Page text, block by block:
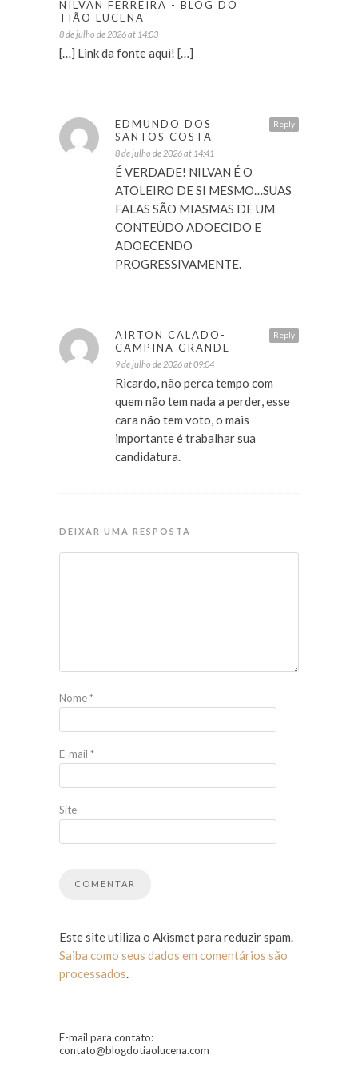
NILVAN FERREIRA - BLOG DO
TIÃO LUCENA
8 de julho de 2026 at 14:03
[…] Link da fonte aqui! […]
Reply
EDMUNDO DOS
SANTOS COSTA
8 de julho de 2026 at 14:41
É VERDADE! NILVAN É O
ATOLEIRO DE SI MESMO…SUAS
FALAS SÃO MIASMAS DE UM
CONTEÚDO ADOECIDO E
ADOECENDO
PROGRESSIVAMENTE.
Reply
AIRTON CALADO-
CAMPINA GRANDE
9 de julho de 2026 at 09:04
Ricardo, não perca tempo com
quem não tem nada a perder, esse
cara não tem voto, o mais
importante é trabalhar sua
candidatura.
DEIXAR UMA RESPOSTA
Nome*
E-mail *
Site
Este site utiliza o Akismet para reduzir spam.
Saiba como seus dados em comentários são
processados.
E-mail para contato:
contato@blogdotiaolucena.com